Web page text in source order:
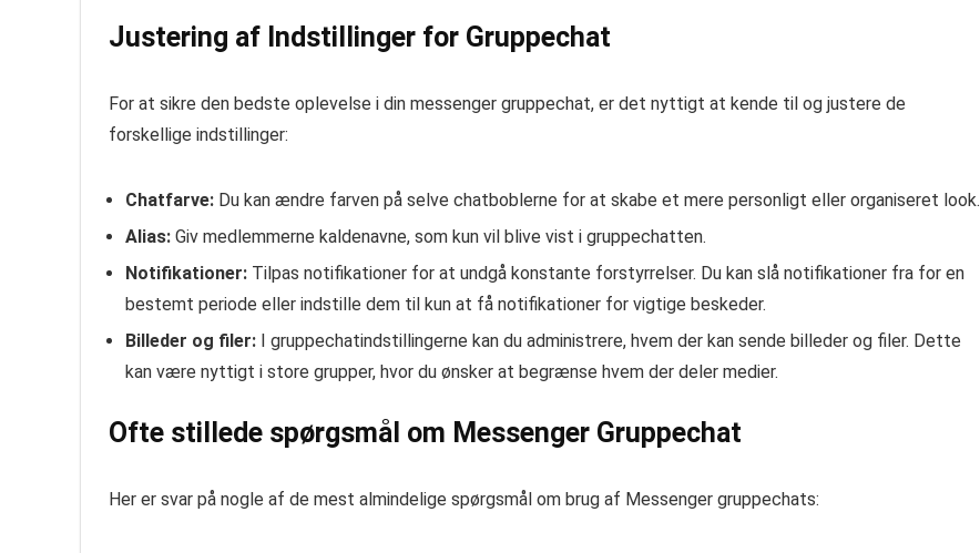
Justering af Indstillinger for Gruppechat
For at sikre den bedste oplevelse i din messenger gruppechat, er det nyttigt at kende til og justere de
forskellige indstillinger:
Chatfarve: Du kan ændre farven på selve chatboblerne for at skabe et mere personligt eller organiseret look.
Alias: Giv medlemmerne kaldenavne, som kun vil blive vist i gruppechatten.
Notifikationer: Tilpas notifikationer for at undgå konstante forstyrrelser. Du kan slå notifikationer fra for en
bestemt periode eller indstille dem til kun at få notifikationer for vigtige beskeder.
Billeder og filer: I gruppechatindstillingerne kan du administrere, hvem der kan sende billeder og filer. Dette
kan være nyttigt i store grupper, hvor du ønsker at begrænse hvem der deler medier.
Ofte stillede spørgsmål om Messenger Gruppechat
Her er svar på nogle af de mest almindelige spørgsmål om brug af Messenger gruppechats: